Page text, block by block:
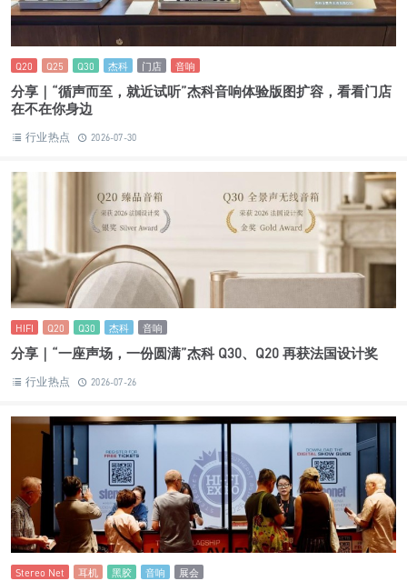
Q20 Q25 Q30 杰科 门店 音响
分享｜“循声而至，就近试听”杰科音响体验版图扩容，看看门店
在不在你身边
行业热点 2026-07-30
HIFI Q20 Q30 杰科 音响
分享｜“一座声场，一份圆满”杰科 Q30、Q20 再获法国设计奖
行业热点 2026-07-26
Stereo Net 耳机 黑胶 音响 展会